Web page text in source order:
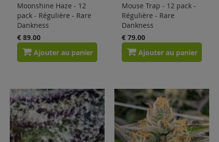
Moonshine Haze - 12
pack - Régulière - Rare
Dankness
€ 89.00
Ajouter au panier
Mouse Trap - 12 pack -
Régulière - Rare
Dankness
€ 79.00
Ajouter au panier